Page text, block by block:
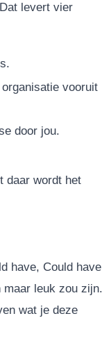
levert vier
vooruit
door jou.
daar wordt het
have, Could have
maar leuk zou zijn.
wat je deze